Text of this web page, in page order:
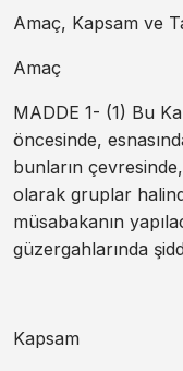
Amaç, Kapsam ve
Amaç
MADDE 1- (1) Bu
öncesinde,
bunların
olarak gruplar
müsabakanın
güzergahlarında
Kapsam